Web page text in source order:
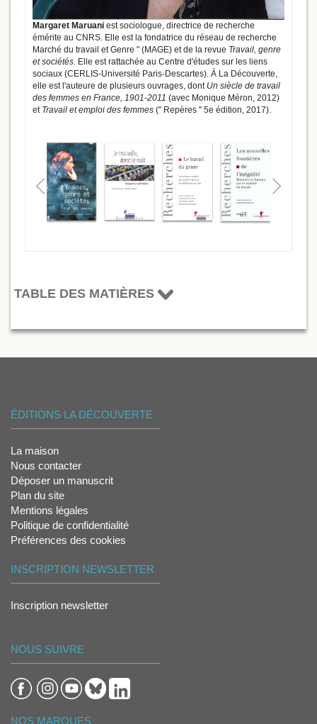
Margaret Maruani est sociologue, directrice de recherche
émérite au CNRS. Elle est la fondatrice du réseau de recherche
Marché du travail et Genre " (MAGE) et de la revue Travail, genre
et sociétés. Elle est rattachée au Centre d'études sur les liens
sociaux (CERLIS-Université Paris-Descartes). Á La Découverte,
elle est l'auteure de plusieurs ouvrages, dont Un siècle de travail
des femmes en France, 1901-2011 (avec Monique Méron, 2012)
et Travail et emploi des femmes (" Repères " 5e édition, 2017).
TABLE DES MATIÈRES
ÉDITIONS LA DÉCOUVERTE
La maison
Nous contacter
Déposer un manuscrit
Plan du site
Mentions légales
Politique de confidentialité
Préférences des cookies
INSCRIPTION NEWSLETTER
Inscription newsletter
NOUS SUIVRE
NOS MARQUES